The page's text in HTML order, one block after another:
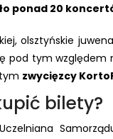
ponad 20
olsztyńskie
pod tym
zwycięzcy
bilety?